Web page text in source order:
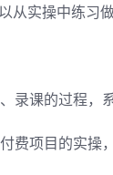
从实操中练习
录课的过程，
费项目的实操